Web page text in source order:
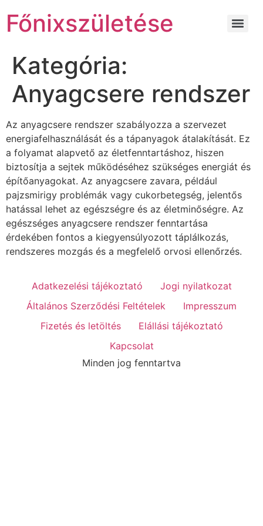
Főnixszületése
Kategória:
Anyagcsere rendszer
Az anyagcsere rendszer szabályozza a szervezet
energiafelhasználását és a tápanyagok átalakítását. Ez
a folyamat alapvető az életfenntartáshoz, hiszen
biztosítja a sejtek működéséhez szükséges energiát és
építőanyagokat. Az anyagcsere zavara, például
pajzsmirigy problémák vagy cukorbetegség, jelentős
hatással lehet az egészségre és az életminőségre. Az
egészséges anyagcsere rendszer fenntartása
érdekében fontos a kiegyensúlyozott táplálkozás,
rendszeres mozgás és a megfelelő orvosi ellenőrzés.
Adatkezelési tájékoztató
Jogi nyilatkozat
Általános Szerződési Feltételek
Impresszum
Fizetés és letöltés
Elállási tájékoztató
Kapcsolat
Minden jog fenntartva